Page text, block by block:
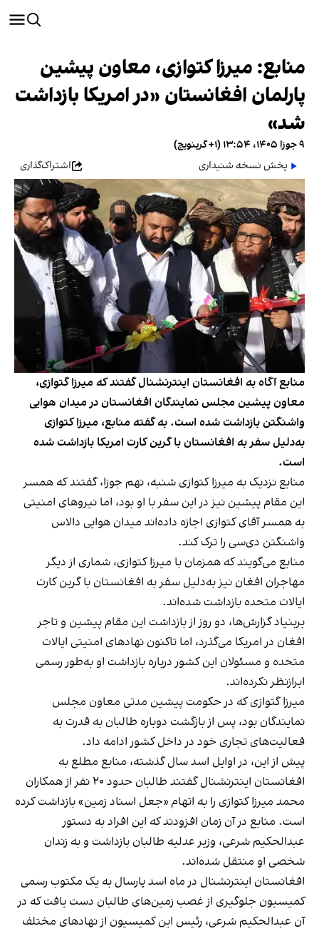
منابع: میرزا کتوازی، معاون پیشین
پارلمان افغانستان «در امریکا بازداشت
شد»
۹ جوزا ۱۴۰۵، ۱۳:۵۴ (‎+۱ گرینویچ)
پخش نسخه شنیداری
اشتراک‌گذاری
منابع آگاه به افغانستان اینترنشنال گفتند که میرزا گتوازی،
معاون پیشین مجلس نمایندگان افغانستان در میدان‌ هوایی
واشنگتن بازداشت شده است. به گفته منابع، میرزا کتوازی
به‌دلیل سفر به افغانستان با گرین کارت امریکا بازداشت شده
است.
منابع نزدیک به میرزا کتوازی شنبه، نهم جوزا، گفتند که همسر
این مقام پیشین نیز در این سفر با او بود، اما نیروهای امنیتی
به همسر آقای کتوازی اجازه داده‌اند میدان‌ هوایی دالاس
واشنگتن دی‌سی را ترک کند.
منابع می‌گویند که همزمان با میرزا کتوازی، شماری از دیگر
مهاجران افغان نیز به‌دلیل سفر به افغانستان با گرین کارت
ایالات متحده بازداشت شده‌اند.
بربنیاد گزارش‌ها، دو روز از بازداشت این مقام پیشین و تاجر
افغان در امریکا می‌گذرد، اما تاکنون نهادهای امنیتی ایالات
متحده و مسئولان این کشور درباره بازداشت او به‌طور رسمی
ابرازنظر نکرده‌اند.
میرزا گتوازی که در حکومت پیشین مدتی معاون مجلس
نمایندگان بود، پس از بازگشت دوباره طالبان به قدرت به
فعالیت‌های تجاری خود در داخل کشور ادامه داد.
پیش از این، در اوایل اسد سال گذشته، منابع مطلع به
افغانستان اینترنشنال گفتند طالبان حدود ۲۰ نفر از همکاران
محمد میرزا کتوازی را به اتهام «جعل اسناد زمین» بازداشت کرده‌
است. منابع در آن زمان افزودند که این افراد به دستور
عبدالحکیم شرعی، وزیر عدلیه طالبان بازداشت و به زندان
شخصی او منتقل شده‌اند.
افغانستان اینترنشنال در ماه اسد پارسال به یک مکتوب رسمی
کمیسیون جلوگیری از غصب زمین‌های طالبان دست یافت که در
آن عبدالحکیم شرعی، رئیس این کمیسیون از نهادهای مختلف